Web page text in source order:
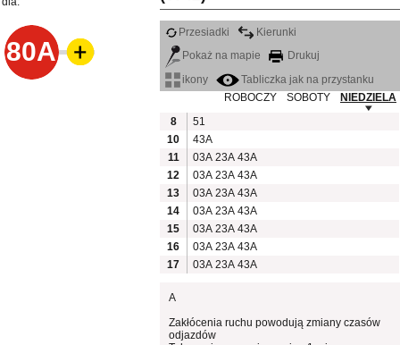
80A
Przesiadki
Kierunki
Pokaż na mapie
Drukuj
ikony
Tabliczka jak na przystanku
ROBOCZY
SOBOTY
NIEDZIELA
8
51
10
43A
11
03A 23A 43A
12
03A 23A 43A
13
03A 23A 43A
14
03A 23A 43A
15
03A 23A 43A
16
03A 23A 43A
17
03A 23A 43A
A
Zakłócenia ruchu powodują zmiany czasów
odjazdów